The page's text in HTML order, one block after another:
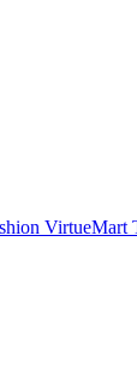
VirtueMart